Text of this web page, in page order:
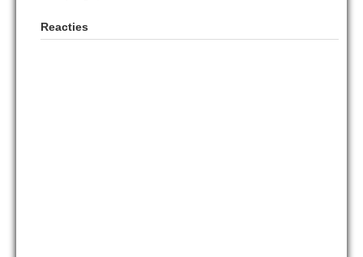
Reacties